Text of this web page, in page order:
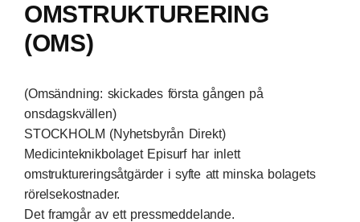
OMSTRUKTURERING
(OMS)
(Omsändning: skickades första gången på
onsdagskvällen)
STOCKHOLM (Nyhetsbyrån Direkt)
Medicinteknikbolaget Episurf har inlett
omstruktureringsåtgärder i syfte att minska bolagets
rörelsekostnader.
Det framgår av ett pressmeddelande.